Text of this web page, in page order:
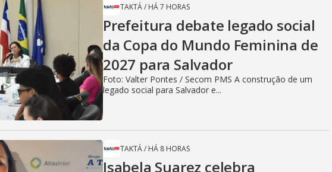
TAKTÁ/ HÁ 7 HORAS
Prefeitura debate legado social
da Copa do Mundo Feminina de
2027 para Salvador
Foto: Valter Pontes / Secom PMS A construção de um
legado social para Salvador e...
TAKTÁ/ HÁ 8 HORAS
Isabela Suarez celebra